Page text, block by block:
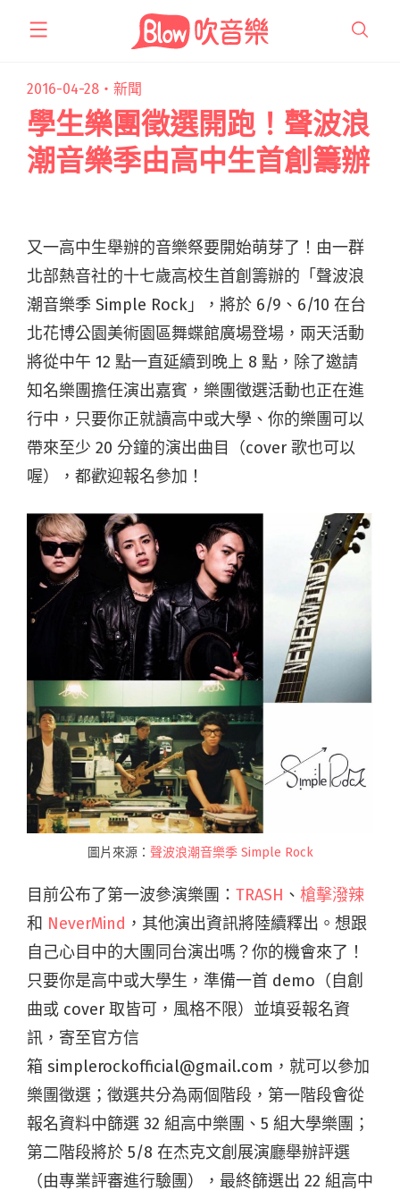
2016-04-28・ 新聞
學生樂團徵選開跑！聲波浪
潮音樂季由高中生首創籌辦
又一高中生舉辦的音樂祭要開始萌芽了！由一群
北部熱音社的十七歲高校生首創籌辦的「聲波浪
潮音樂季 Simple Rock」，將於 6/9、6/10 在台
北花博公園美術園區舞蝶館廣場登場，兩天活動
將從中午 12 點一直延續到晚上 8 點，除了邀請
知名樂團擔任演出嘉賓，樂團徵選活動也正在進
行中，只要你正就讀高中或大學、你的樂團可以
帶來至少 20 分鐘的演出曲目（cover 歌也可以
喔），都歡迎報名參加！
圖片來源： 聲波浪潮音樂季 Simple Rock
目前公布了第一波參演樂團： TRASH 、 槍擊潑辣
和 NeverMind‬ ，其他演出資訊將陸續釋出。想跟
自己心目中的大團同台演出嗎？你的機會來了！
只要你是高中或大學生，準備一首 demo（自創
曲或 cover 取皆可，風格不限）並填妥報名資
訊，寄至官方信
箱 simplerockofficial@gmail.com，就可以參加
樂團徵選；徵選共分為兩個階段，第一階段會從
報名資料中篩選 32 組高中樂團、5 組大學樂團；
第二階段將於 5/8 在杰克文創展演廳舉辦評選
（由專業評審進行驗團），最終篩選出 22 組高中